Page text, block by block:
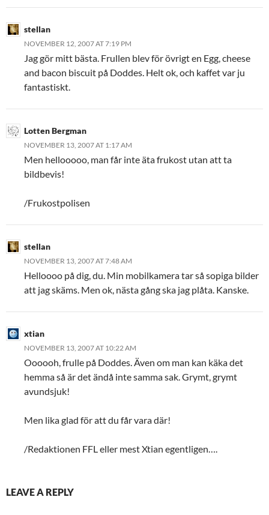
stellan
NOVEMBER 12, 2007 AT 7:19 PM
Jag gör mitt bästa. Frullen blev för övrigt en Egg, cheese
and bacon biscuit på Doddes. Helt ok, och kaffet var ju
fantastiskt.
Lotten Bergman
NOVEMBER 13, 2007 AT 1:17 AM
Men hellooooo, man får inte äta frukost utan att ta
bildbevis!
/Frukostpolisen
stellan
NOVEMBER 13, 2007 AT 7:48 AM
Helloooo på dig, du. Min mobilkamera tar så sopiga bilder
att jag skäms. Men ok, nästa gång ska jag plåta. Kanske.
xtian
NOVEMBER 13, 2007 AT 10:22 AM
Oooooh, frulle på Doddes. Även om man kan käka det
hemma så är det ändå inte samma sak. Grymt, grymt
avundsjuk!
Men lika glad för att du får vara där!
/Redaktionen FFL eller mest Xtian egentligen….
LEAVE A REPLY